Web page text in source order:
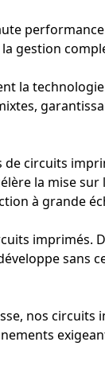
gestion
la
circuits
la mise sur
à grande
imprimés.
sans
nos circuits